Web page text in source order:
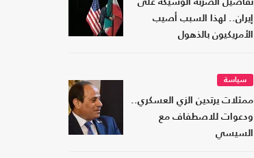
تفاصيل الضربة الوشيكة على
إيران.. لهذا السبب أصيب
الأمريكيون بالذهول
سياسة
ممثلات يرتدين الزي العسكري..
ودعوات للاصطفاف مع
السيسي